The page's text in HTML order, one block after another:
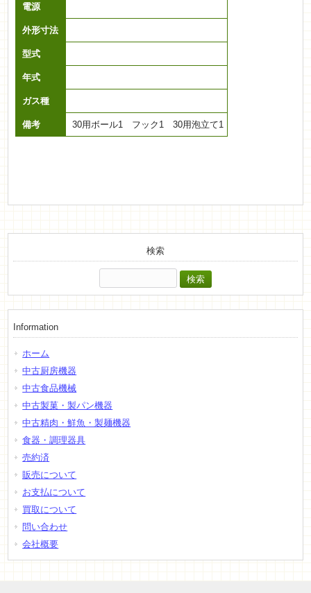
電源
外形寸法
型式
年式
ガス種
備考 30用ボール1 フック1 30用泡立て1
検索
索:
Information
ホーム
中古厨房機器
中古食品機械
中古製菓・製パン機器
中古精肉・鮮魚・製麺機器
食器・調理器具
売約済
販売について
お支払について
買取について
問い合わせ
会社概要